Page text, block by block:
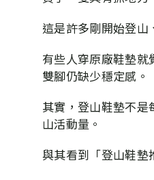
這是許多剛開始登山
有些人穿原廠鞋墊就
雙腳仍缺少穩定感。
其實，登山鞋墊不
山活動量。
與其看到「登山鞋墊